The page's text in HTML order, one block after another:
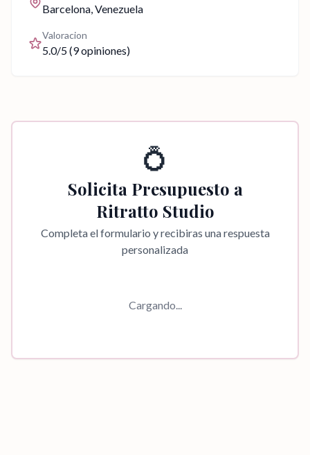
Barcelona, Venezuela
Valoracion
5.0/5 (9opiniones)
💍
Solicita Presupuesto a
Ritratto Studio
Completa el formulario y recibiras una respuesta
personalizada
Cargando...